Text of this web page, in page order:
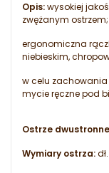
Opis:wysokiej
zwężanym ostrzem;
ergonomiczna
niebieskim,
w celu zachowania
mycie ręczne pod
Ostrze
Wymiary ostrza: